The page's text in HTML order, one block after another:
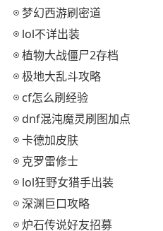
梦幻西游刷密道
lol不详出装
植物大战僵尸2存档
极地大乱斗攻略
cf怎么刷经验
dnf混沌魔灵刷图加点
卡德加皮肤
克罗雷修士
lol狂野女猎手出装
深渊巨口攻略
炉石传说好友招募